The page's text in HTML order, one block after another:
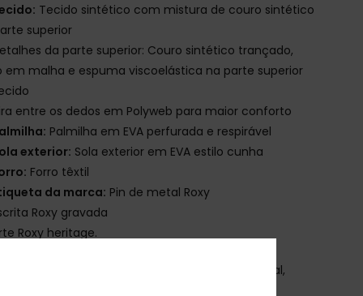
Tecido sintético com mistura de couro sintético
superior
da parte superior: Couro sintético trançado,
em malha e espuma viscoelástica na parte superior
entre os dedos em Polyweb para maior conforto
Palmilha em EVA perfurada e respirável
exterior: Sola exterior em EVA estilo cunha
Forro têxtil
da marca: Pin de metal Roxy
Roxy gravada
Roxy heritage.
Parte superior: 98% PU sintético/2% metal,